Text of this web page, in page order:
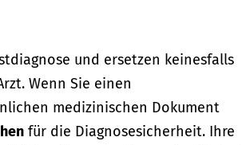
und ersetzen keinesfalls
Wenn Sie einen
medizinischen Dokument
für die Diagnosesicherheit. Ihre